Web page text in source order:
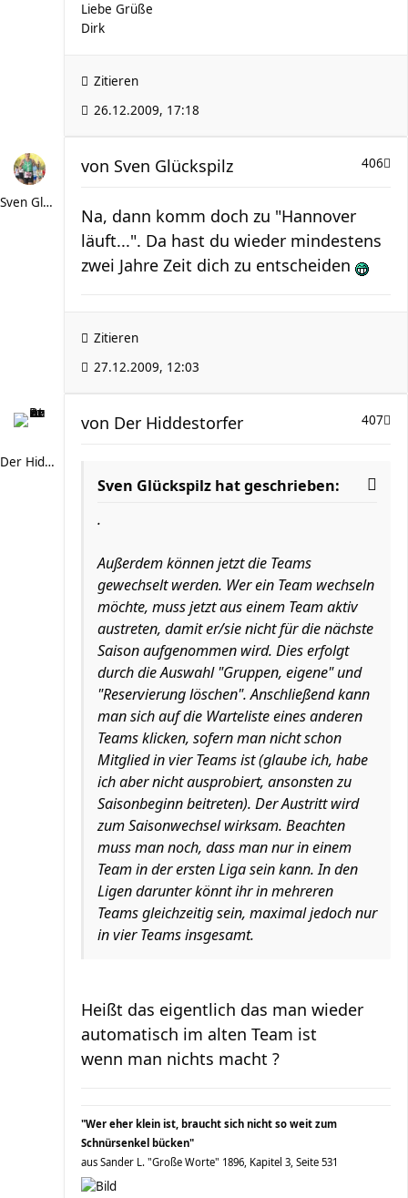
Liebe Grüße
Dirk
Zitieren
26.12.2009, 17:18
Sven Glückspilz
406
von Sven Glückspilz
Na, dann komm doch zu "Hannover
läuft...". Da hast du wieder mindestens
zwei Jahre Zeit dich zu entscheiden
Zitieren
27.12.2009, 12:03
Der Hiddestorfer
407
von Der Hiddestorfer
Sven Glückspilz hat geschrieben:
.
Außerdem können jetzt die Teams
gewechselt werden. Wer ein Team wechseln
möchte, muss jetzt aus einem Team aktiv
austreten, damit er/sie nicht für die nächste
Saison aufgenommen wird. Dies erfolgt
durch die Auswahl "Gruppen, eigene" und
"Reservierung löschen". Anschließend kann
man sich auf die Warteliste eines anderen
Teams klicken, sofern man nicht schon
Mitglied in vier Teams ist (glaube ich, habe
ich aber nicht ausprobiert, ansonsten zu
Saisonbeginn beitreten). Der Austritt wird
zum Saisonwechsel wirksam. Beachten
muss man noch, dass man nur in einem
Team in der ersten Liga sein kann. In den
Ligen darunter könnt ihr in mehreren
Teams gleichzeitig sein, maximal jedoch nur
in vier Teams insgesamt.
Heißt das eigentlich das man wieder
automatisch im alten Team ist
wenn man nichts macht ?
"Wer eher klein ist, braucht sich nicht so weit zum
Schnürsenkel bücken"
aus Sander L. "Große Worte" 1896, Kapitel 3, Seite 531